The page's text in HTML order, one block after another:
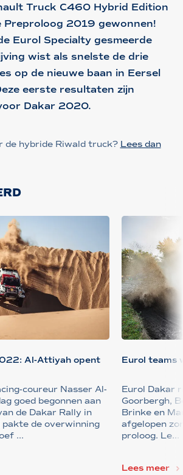
Truck C460 Hybrid Edition
2019 gewonnen!
Eurol Specialty gesmeerde
wist als snelste de drie
op de nieuwe baan in Eersel
eerste resultaten zijn
Dakar 2020.
de hybride Riwald truck? Lees dan
Al-Attiyah opent
coureur Nasser Al-
goed begonnen aan
de Dakar Rally in
pakte de overwinning
...
Eurol teams
Eurol Dakar
Goorbergh,
Brinke en
afgelopen
proloog. Le...
Lees meer